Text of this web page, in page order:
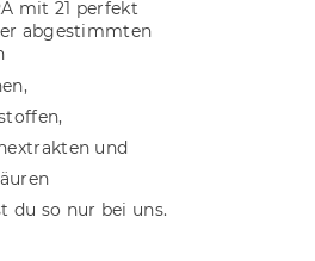
mit 21 perfekt
abgestimmten
und
du so nur bei uns.